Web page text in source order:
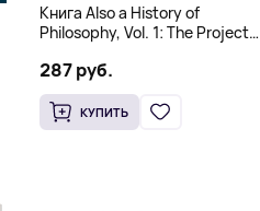
Книга Also a History of
Philosophy, Vol. 1: The Project
Postmetaphysical Thinking
(Твердый переплет)
287 руб.
КУПИТЬ